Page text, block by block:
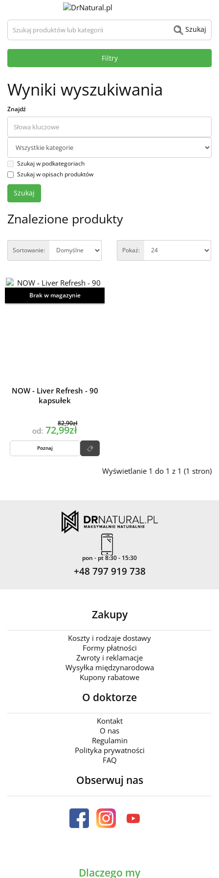
Szukaj produktów lub kategorii Szukaj
Filtry
Wyniki wyszukiwania
Znajdź
Szukaj w podkategoriach
Szukaj w opisach produktów
Znalezione produkty
Sortowanie: Pokaż:
Brak w magazynie
NOW - Liver Refresh - 90
kapsułek
od:
82,90zł
72,99zł
Poznaj
Wyświetlanie 1 do 1 z 1 (1 stron)
pon - pt 8:30 - 15:30
+48 797 919 738
Zakupy
Koszty i rodzaje dostawy
Formy płatności
Zwroty i reklamacje
Wysyłka międzynarodowa
Kupony rabatowe
O doktorze
Kontakt
O nas
Regulamin
Polityka prywatności
FAQ
Obserwuj nas
Dlaczego my